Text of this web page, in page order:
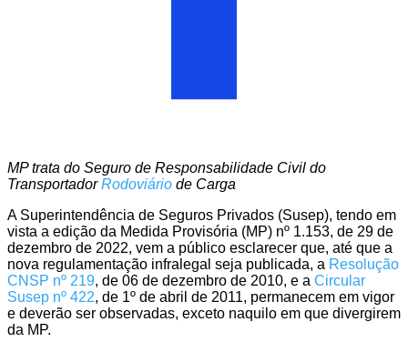
MP trata do Seguro de Responsabilidade Civil do
TransportadorRodoviário de Carga
A Superintendência de Seguros Privados (Susep), tendo em
vista a edição da Medida Provisória (MP) nº 1.153, de 29 de
dezembro de 2022, vem a público esclarecer que, até que a
nova regulamentação infralegal seja publicada, a Resolução
CNSP nº 219, de 06 de dezembro de 2010, e a Circular
Susep nº 422, de 1º de abril de 2011, permanecem em vigor
e deverão ser observadas, exceto naquilo em que divergirem
da MP.